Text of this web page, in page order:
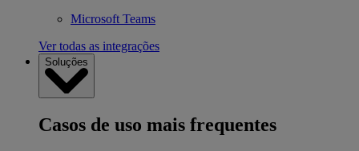
Microsoft Teams
Ver todas as integrações
Soluções
Casos de uso mais frequentes